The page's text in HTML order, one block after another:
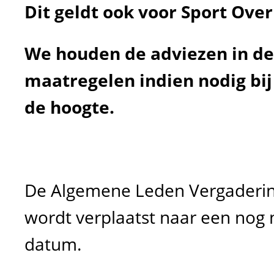
Dit geldt ook voor Sport
We houden de adviezen in
maatregelen indien nodig
de hoogte.
De Algemene Leden
wordt verplaatst naar een nog
datum.